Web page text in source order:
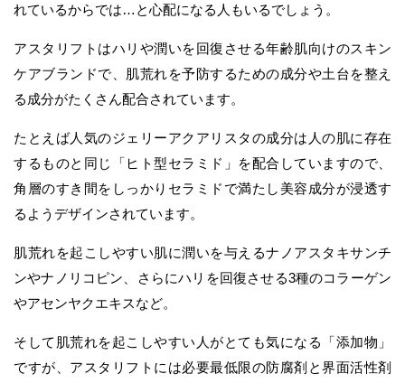
れているからでは…と心配になる人もいるでしょう。
アスタリフトはハリや潤いを回復させる年齢肌向けのスキン
ケアブランドで、肌荒れを予防するための成分や土台を整え
る成分がたくさん配合されています。
たとえば人気のジェリーアクアリスタの成分は人の肌に存在
するものと同じ「ヒト型セラミド」を配合していますので、
角層のすき間をしっかりセラミドで満たし美容成分が浸透す
るようデザインされています。
肌荒れを起こしやすい肌に潤いを与えるナノアスタキサンチ
ンやナノリコピン、さらにハリを回復させる3種のコラーゲン
やアセンヤクエキスなど。
そして肌荒れを起こしやすい人がとても気になる「添加物」
ですが、アスタリフトには必要最低限の防腐剤と界面活性剤